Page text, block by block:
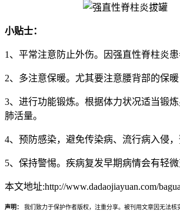
小贴士：
1、平常注意防止外伤。因强直性脊柱炎
2、多注意保暖。尤其要注意腰背部的保
3、进行功能锻炼。根据体力状况适当锻
肺活量。
4、预防感染，避免传染病、流行病入侵
5、保持警惕。疾病复发早期病情会有轻
本文地址:http://www.dadaojiayuan.com/
声明：
我们致力于保护作者版权，注重分享。被刊用文章因无法